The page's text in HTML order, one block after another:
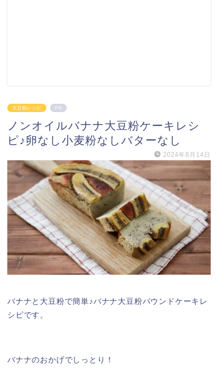
大豆粉レシピ PR
ノンオイルバナナ大豆粉ケーキレシ
ピ♪卵なし小麦粉なしバターなし
2024年8月14日
バナナと大豆粉で簡単♪バナナ大豆粉パウンドケーキレ
シピです。
バナナのおかげでしっとり！